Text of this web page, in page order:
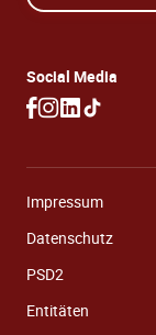
Social Media
Impressum
Datenschutz
PSD2
Entitäten